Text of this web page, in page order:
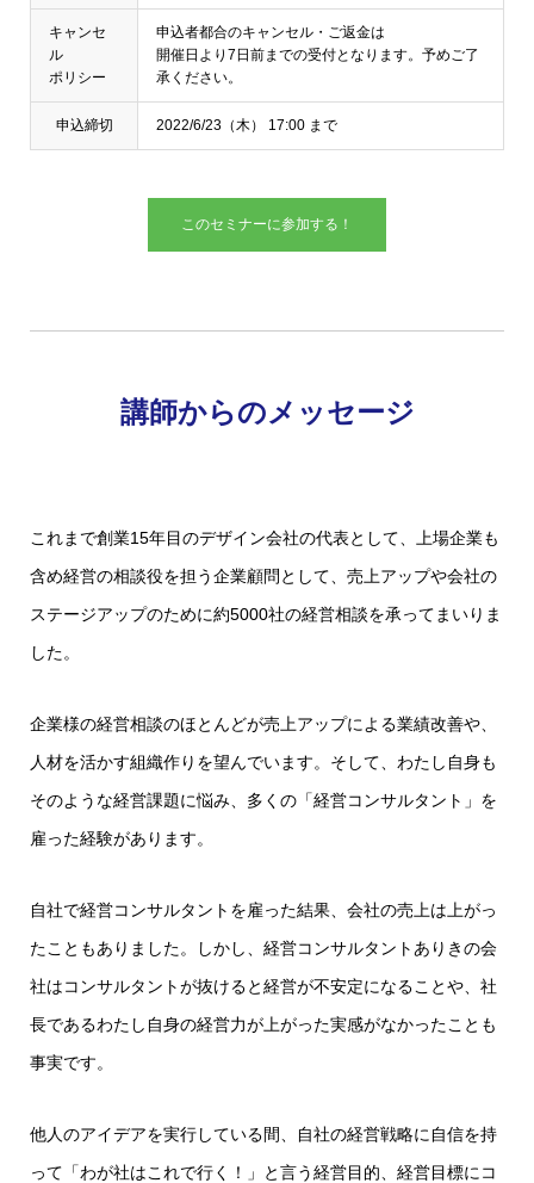
キャンセ
ル
ポリシー
申込者都合のキャンセル・ご返金は
開催日より7日前までの受付となります。予めご了
承ください。
申込締切 2022/6/23（木） 17:00 まで
このセミナーに参加する！
講師からのメッセージ
これまで創業15年目のデザイン会社の代表として、上場企業も
含め経営の相談役を担う企業顧問として、売上アップや会社の
ステージアップのために約5000社の経営相談を承ってまいりま
した。
企業様の経営相談のほとんどが売上アップによる業績改善や、
人材を活かす組織作りを望んでいます。そして、わたし自身も
そのような経営課題に悩み、多くの「経営コンサルタント」を
雇った経験があります。
自社で経営コンサルタントを雇った結果、会社の売上は上がっ
たこともありました。しかし、経営コンサルタントありきの会
社はコンサルタントが抜けると経営が不安定になることや、社
長であるわたし自身の経営力が上がった実感がなかったことも
事実です。
他人のアイデアを実行している間、自社の経営戦略に自信を持
って「わが社はこれで行く！」と言う経営目的、経営目標にコ